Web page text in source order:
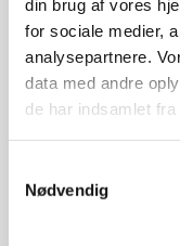
din brug af vores
for sociale medier,
analysepartnere.
data med andre
de har indsamlet
Nødvendig
hvidkål,
Bælgfrugter: